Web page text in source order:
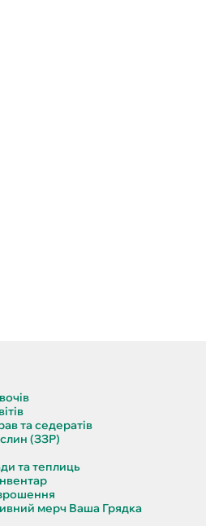
та седератів
(ЗЗР)
та теплиць
мерч Ваша Грядка